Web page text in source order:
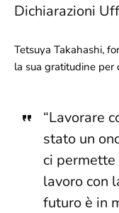
Dichiarazioni
Tetsuya Takahashi,
la sua gratitudine per
“Lavorare
stato un
ci
lavoro con
futuro è in